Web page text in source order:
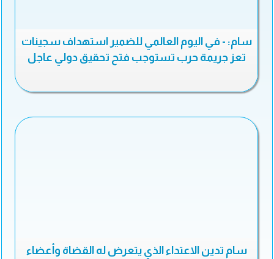
سام: - في اليوم العالمي للضمير استهداف سجينات
تعز جريمة حرب تستوجب فتح تحقيق دولي عاجل
سام تدين الاعتداء الذي يتعرض له القضاة وأعضاء